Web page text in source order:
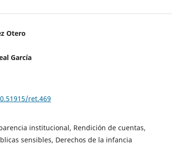
Otero
García
ret.469
institucional, Rendición de cuentas,
sensibles, Derechos de la infancia